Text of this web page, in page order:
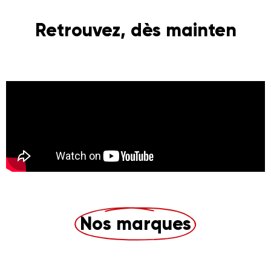
rouvez, dès ma intenant
Nos marques